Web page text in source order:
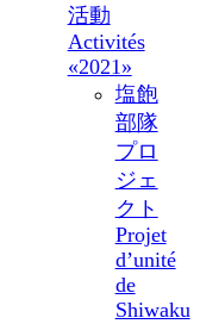
活動
Activités
«2021»
塩飽
部隊
プロ
ジェ
クト
Projet
d’unité
de
Shiwaku